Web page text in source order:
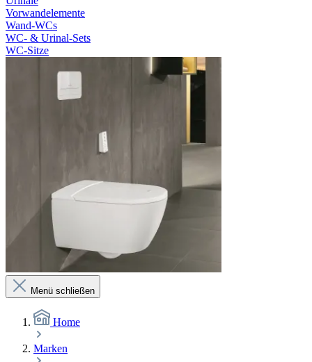
Vorwandelemente
Wand-WCs
WC- & Urinal-Sets
WC-Sitze
Menü schließen
Home
Marken